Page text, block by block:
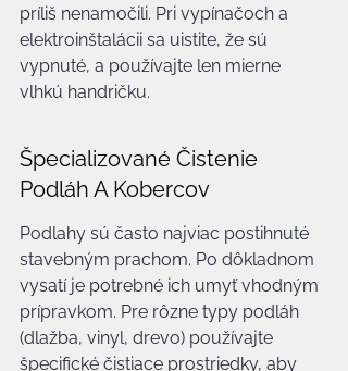
príliš nenamočili. Pri vypínačoch a
elektroinštalácii sa uistite, že sú
vypnuté, a používajte len mierne
vlhkú handričku.
Špecializované Čistenie
Podláh A Kobercov
Podlahy sú často najviac postihnuté
stavebným prachom. Po dôkladnom
vysatí je potrebné ich umyť vhodným
prípravkom. Pre rôzne typy podláh
(dlažba, vinyl, drevo) používajte
špecifické čistiace prostriedky, aby